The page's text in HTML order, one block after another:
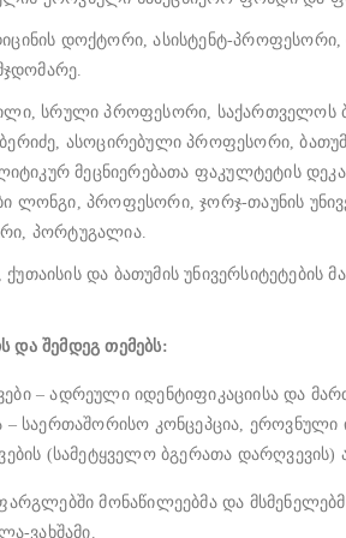
დოქტორი, ასისტენტ-
სრული პროფესორი,
ბერიძე, ასოცირებული პროფესორი,
მეცნიერებათა ფაკულტეტის
ლონგი, პროფესორი, ჯორჯ-თაუნის
პორტუგალია.
და ბათუმის უნივერსიტეტების
და შემდეგ თემებს:
– ადრეული იდენტიფიკაციისა და
საერთაშორისო კონცეპცია, ეროვნული
(სამეტყველო ბგერათა დარღვევის)
მონაწილეებმა და
ვახშამი.